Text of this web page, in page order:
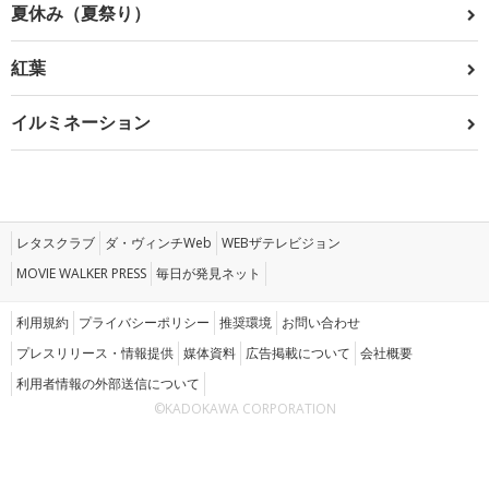
夏休み（夏祭り）
紅葉
イルミネーション
レタスクラブ ダ・ヴィンチWeb WEBザテレビジョン
MOVIE WALKER PRESS 毎日が発見ネット
利用規約 プライバシーポリシー 推奨環境 お問い合わせ
プレスリリース・情報提供 媒体資料 広告掲載について 会社概要
利用者情報の外部送信について
©KADOKAWA CORPORATION